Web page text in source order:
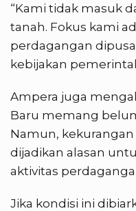
“Kami tidak masuk
tanah. Fokus kami
perdagangan
kebijakan
Ampera juga
Baru memang
Namun,
dijadikan alasan
aktivitas
Jika kondisi ini